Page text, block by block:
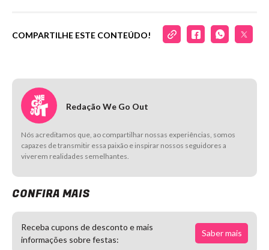
COMPARTILHE ESTE CONTEÚDO!
Redação We Go Out
Nós acreditamos que, ao compartilhar nossas experiências, somos
capazes de transmitir essa paixão e inspirar nossos seguidores a
viverem realidades semelhantes.
CONFIRA MAIS
Receba cupons de desconto e mais
informações sobre festas:
Saber mais